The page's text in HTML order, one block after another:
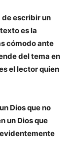
de escribir un
es la
cómodo ante
del tema en
el lector quien
Dios que no
un Dios que